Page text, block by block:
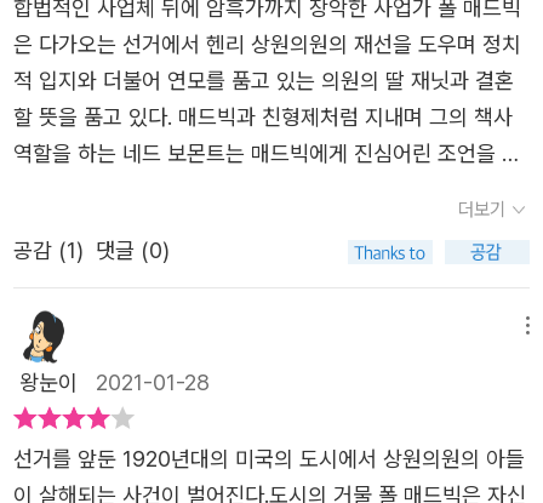
드빅을 정면으로 응시했다. 야윈 얼굴은 굳어 있었고, 긴장
한 탓에 입가에 선명한 주름이 졌고,짙은 눈동자는 매드빅의
푸른 눈동자를 매섭게 노려보았다.​ 제프가 말했다. 이렇게
얻어터지기 좋아하고 이렇게 패고 싶은 놈은 처음이네. (....)
앞이 보이지 않는 네드 보몬트는 뺨 한가운데를 정면으로 가
정, 네드 보몬트는 많은 위험을 이겨내고 폴의 결백을 어떻
제목인 [ 유리 열쇠 ] 가 의미하는게 과연 뭘까? 이다. 표지
에 나온 이미지에서 보듯, 만약 유리로 만든 열쇠로 문을 열
려고 시도하면 열쇠는 당연히 부러질 것이고 그 문은 영원히
밖을 향해 열려있을 수 밖에 없다. 소설 속 재닛의 꿈 속에서
그녀와 네드가 뱀을 피해 집 안으로 들어가지만 열쇠가 유리
가 부서져서 뱀에게 죽고 만다는 이야기가 나온다. 이것이
실 해밋이 자신의 작품 중 가장 만족스러운 작품이라 자평했
다는 이야기가 있을 정도입니다. 처음 출간된 지 무려 90년
이나 지난 작품이지만 낡거나 고리타분하지 않습니다. 추리
소설 팬이지만 대실 해밋을 만나본 적이 없는 독자라면 반드
는 말 하나 : 열쇠는 그 특성상 자물쇠를 열기 위해 자물쇠에
들어가 힘이 가해져야 합니다. 그런데 유리 열쇠는 보기에는
아름답고 그럴 듯 해보이지만 실제 자물쇠에 들어가 힘이 가
해지는 순간 부서질 수 있습니다. 작품 전체의 이야기를 담
아내는 정말 훌륭한 제목입니다. 덧붙이는 말 둘 : 이 작품의
제목은 나중에 북유럽 추리문학상 중 하나인 ‘유리열쇠상
(Glass Key award, 1992~)’의 이름에 남게 됩니다. #대
실해밋, #홍성영, #열린책들, #영미소설, #하드보일드※ 출
지가 날아들기 시작하고, 언론마저 살인사건과 관련하여 매
드빅을 의심하는 기사를 내보냅니다. 도박중독자지만 냉정
하고 합리적인 브레인이기도 한 보몬트는 정치적 긴장감이
도사린 이 사건의 진실을 캐내려 하지만 시간이 갈수록 상황
은 점점 불리해지고 급기야 매드빅과의 관계도 위태로워지
네드 보몬트의 매력적인 캐릭터라든가 몇 차례의 반전과 의
외의 범인 등 충분히 흥미진진한 요소를 갖춘 이야기지만,
‘역자 해설’에 언급된대로 “등장인물의 내적인 감정과 생각
을 배제한 채 그들의 행동과 주변의 정황만으로 글을 이끌어
가는” 방식은 무미건조함은 물론 때론 너무 불친절하다는
인상까지 남기면서 몰입하기도 어렵고 공감하기도 어려운
책읽기를 요구하고 있었습니다. 지나치게 세세한 내면 묘
그런면에서 필자가 생각하기에 식욕, 성욕과 금전욕 등의 모
든 욕구 중에서도 가장 추악한 것은 아무래도 명예욕이 아닌
가싶다. 최소한 그것들은 인간의 생물학적인 본연의 잠재된
무의식의 욕구가 아닌 이유로, 그 어떤 변명으로도 순수해질
유리열쇠라는 제목과, 책 표지에서 느낄 수 있겠지만, 필자
가 생각하기에 유리열쇠가 의미하는 것은 바로 '돌이킬 수
없는' 인간의 욕망 발현이다. 작 중 단 한번 재닛이 본인의 꿈
에 대해 이야기하면서 언급한 이 유리열쇠는 이 소설이 의미
하는 바를 적나라하게 표현한 요소다.상원의원 출마를 앞두
고 그 후원인으로 어둠의 세계 보스인 매드독과, 그 후원을
받는 헨리, 그리고 매드독의 마음을 빼앗은 헨리의 딸 재닛.
그리고 반대파인 오로리. 이들은 모두 야욕에 휩싸여 헨리의
합법적인 사업체 뒤에 암흑가까지 장악한 사업가 폴 매드빅
은 다가오는 선거에서 헨리 상원의원의 재선을 도우며 정치
적 입지와 더불어 연모를 품고 있는 의원의 딸 재닛과 결혼
할 뜻을 품고 있다. 매드빅과 친형제처럼 지내며 그의 책사
역할을 하는 네드 보몬트는 매드빅에게 진심어린 조언을 아
통해 상류사회로 진출하려는 매드빅의 야망을 눈치채고, 토
사구팽 당할 것을 우려하여 의원과의 관계를 끊으라고 조언
않아서 헨리 상원의원의 아들 테일러 헨리가 피살된다. 늦은
밤, 시신을 처음 발견한 네드는 곧장 매드빅에게 사실을 알
리고 경찰에 신고한다. 사건 현장에는 테일러의 모자가 사라
졌고, 그는 죽은 날 오후 내내 매드빅의 딸 오팔과 함께 있었
다. 한편 네드는 자신의 돈을 갖고 도망간 버니가 테일러의
더보기
공감 (1) 댓글 (0)
왕눈이 2021-01-28
선거를 앞둔 1920년대의 미국의 도시에서 상원의원의 아들
이 살해되는 사건이 벌어진다.도시의 거물 폴 매드빅은 자신